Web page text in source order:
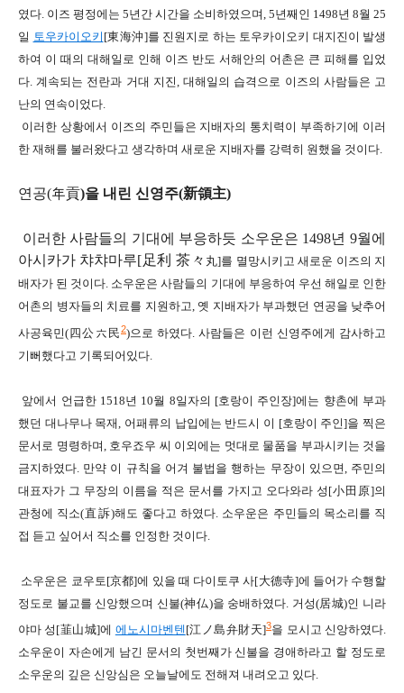
였다. 이즈 평정에는 5년간 시간을 소비하였으며, 5년째인 1498년 8월 25
일 토우카이오키 [東海沖]를 진원지로 하는 토우카이오키 대지진이 발생
하여 이 때의 대해일로 인해 이즈 반도 서해안의 어촌은 큰 피해를 입었
다.계속되는 전란과 거대 지진,대해일의 습격으로 이즈의 사람들은 고
난의 연속이었다.
이러한 상황에서 이즈의 주민들은 지배자의 통치력이 부족하기에 이러
한 재해를 불러왔다고 생각하며 새로운 지배자를 강력히 원했을 것이다.
연공(年貢)을 내린 신영주(新領主)
이러한 사람들의 기대에 부응하듯 소우운은 1498년 9월에
아시카가 챠챠마루[足利 茶 々 丸]를 멸망시키고 새로운 이즈의 지
배자가 된 것이다. 소우운은 사람들의 기대에 부응하여 우선 해일로 인한
어촌의 병자들의 치료를 지원하고, 옛 지배자가 부과했던 연공을 낮추어
사공육민(四公六民2)으로 하였다 .사람들은 이런 신영주에게 감사하고
기뻐했다고 기록되어있다
앞에서 언급한1518년 10월 8일자의 [호랑이 주인장]에는 향촌에 부과
했던 대나무나 목재 어패류의 납입에는 반드시 이 [호랑이 주인]을 찍은
문서로 명령하며 호우죠우 씨 이외에는 멋대로 물품을 부과시키는 것을
금지하였다 만약 이 규칙을 어겨 불법을 행하는 무장이 있으면,
주민의
대표자가 그 무장의 이름을 적은 문서를 가지고 오다와라 성[小田原]의
관청에 직소(直訴)해도 좋다고 하였다 소우운은 주민들의 목소리를 직
접 듣고 싶어서 직소를 인정한 것이다
소우운은 쿄우토 [京都]에 있을 때 다이토쿠 사[大德寺]에 들어가 수행할
정도로 불교를 신앙했으며 신불(神仏)을 숭배하였다 거성(居城)인 니라
야마 성[韮山城]에 에노시마벤텐 [江ノ島弁財天]3을 모시고 신앙하였다
소우운이 자손에게 남긴 문서 의 첫번째가 신불을 경애하라고 할 정도로
소우운의 깊은 신앙심은 오늘날에도 전해져 내려오고 있다